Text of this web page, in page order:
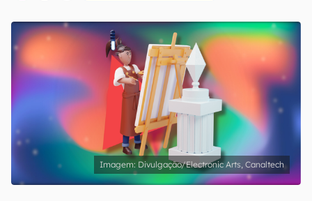
Uso e Política de Privacidade do Canaltech.
Divulgação/Electronic Arts, Canaltech